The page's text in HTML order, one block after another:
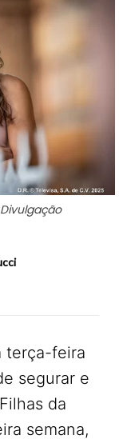
terça-feira
segurar e
da
semana,